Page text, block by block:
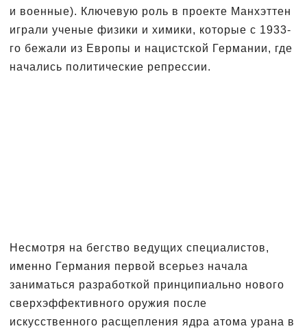
и военные). Ключевую роль в проекте Манхэттен
играли ученые физики и химики, которые с 1933-
го бежали из Европы и нацистской Германии, где
начались политические репрессии.
Несмотря на бегство ведущих специалистов,
именно Германия первой всерьез начала
заниматься разработкой принципиально нового
сверхэффективного оружия после
искусственного расщепления ядра атома урана в